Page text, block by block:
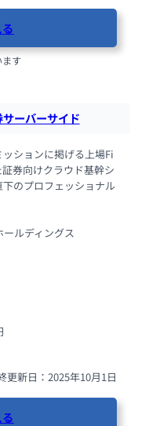
す
ーバーサイド
ッションに掲げる上場Fi
券向けクラウド基幹シ
のプロフェッショナル
ルディングス
更新日：2025年10月1日